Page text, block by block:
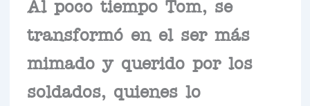
Al poco tiempo Tom, se
transformó en el ser más
mimado y querido por los
soldados, quienes lo